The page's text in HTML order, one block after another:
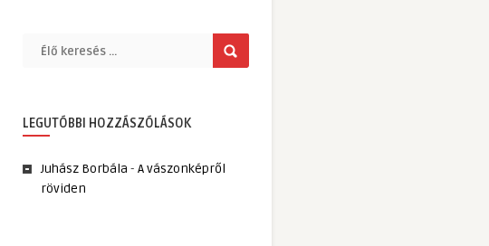
LEGUTÓBBI HOZZÁSZÓLÁSOK
Juhász Borbála - A vászonképről
röviden